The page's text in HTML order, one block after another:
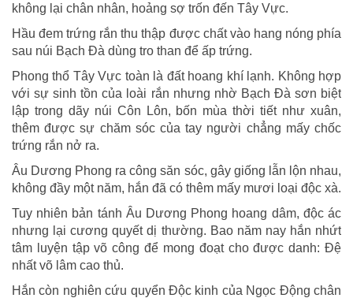
không lại chân nhân, hoảng sợ trốn đến Tây Vực.
Hầu đem trứng rắn thu thập được chất vào hang nóng phía
sau núi Bạch Đà dùng tro than để ấp trứng.
Phong thổ Tây Vực toàn là đất hoang khí lạnh. Không hợp
với sự sinh tồn của loài rắn nhưng nhờ Bạch Đà sơn biệt
lập trong dãy núi Côn Lôn, bốn mùa thời tiết như xuân,
thêm được sự chăm sóc của tay người chẳng mấy chốc
trứng rắn nở ra.
Âu Dương Phong ra công săn sóc, gây giống lẫn lộn nhau,
không đầy một năm, hắn đã có thêm mấy mươi loại độc xà.
Tuy nhiên bản tánh Âu Dương Phong hoang dâm, độc ác
nhưng lại cương quyết dị thường. Bao năm nay hắn nhứt
tâm luyện tập võ công để mong đoạt cho được danh: Đệ
nhất võ lâm cao thủ.
Hắn còn nghiên cứu quyển Độc kinh của Ngọc Động chân